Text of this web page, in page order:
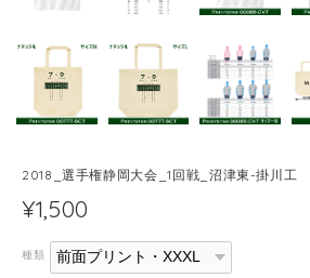
2018_選手権静岡大会_1回戦_沼津東-掛川工
¥1,500
種類